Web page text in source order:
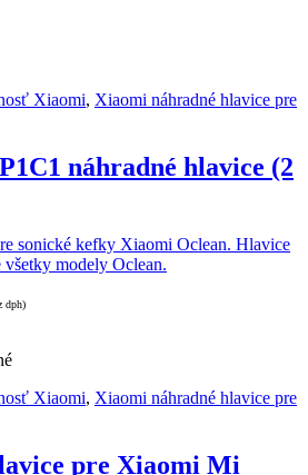
Xiaomi, Xiaomi náhradné hlavice pre
náhradné hlavice (2
sonické kefky Xiaomi Oclean. Hlavice
modely Oclean.
dph)
Xiaomi, Xiaomi náhradné hlavice pre
pre Xiaomi Mi